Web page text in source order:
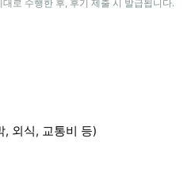
로 수행한 후, 후기 제출 시 발급됩니다.
, 외식, 교통비 등)